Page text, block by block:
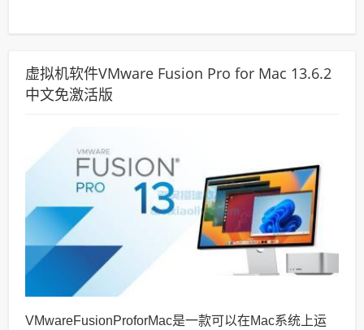
虚拟机软件VMware Fusion Pro for Mac 13.6.2
中文免激活版
VMwareFusionProforMac是一款可以在Mac系统上运